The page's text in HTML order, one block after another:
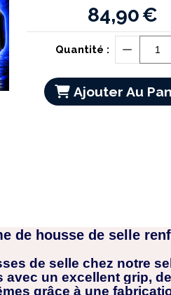
84,90€
Quantité :
Ajouter Au
de housse de selle
de selle chez notre
avec un excellent grip,
grâce à une